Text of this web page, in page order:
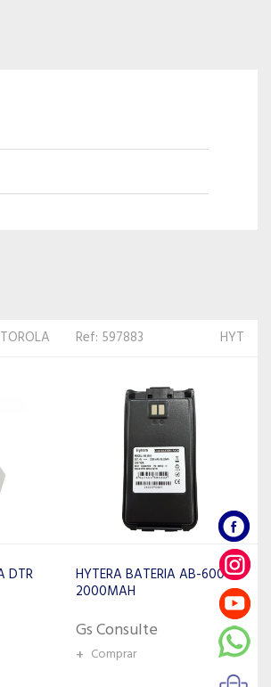
HYT Ref: 311373 MOTOROLA
MOTOROLA BATERIA EP150
RLN6308D
Gs Consulte
+ Comprar